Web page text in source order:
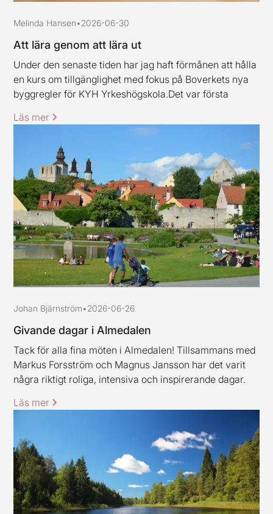
Melinda Hansen•2026-06-30
Att lära genom att lära ut
Under den senaste tiden har jag haft förmånen att hålla
en kurs om tillgänglighet med fokus på Boverkets nya
byggregler för KYH Yrkeshögskola.Det var första
erkänna att jag var lite nervös inför uppdraget.
Läs mer
Johan Bjärnström•2026-06-26
Givande dagar i Almedalen
Tack för alla fina möten i Almedalen! Tillsammans med
Markus Forsström och Magnus Jansson har det varit
några riktigt roliga, intensiva och inspirerande dagar.
Läs mer